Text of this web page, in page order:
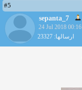
#5
sepanta_7
24 Jul 2018 00:16
ارسالها: 23327